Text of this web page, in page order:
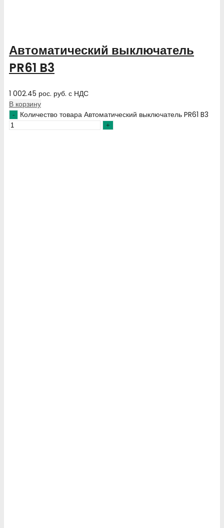
Автоматический выключатель
PR61 B3
1 002.45 рос. руб. с НДС
В корзину
Количество товара Автоматический выключатель PR61 B3